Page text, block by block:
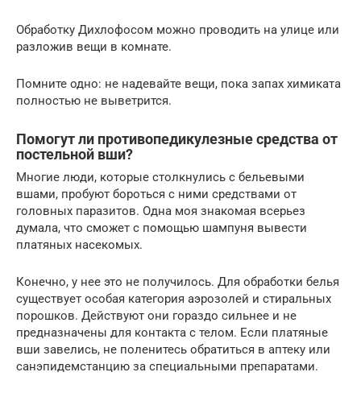
Обработку Дихлофосом можно проводить на улице или
разложив вещи в комнате.
Помните одно: не надевайте вещи, пока запах химиката
полностью не выветрится.
Помогут ли противопедикулезные средства от
постельной вши?
Многие люди, которые столкнулись с бельевыми
вшами, пробуют бороться с ними средствами от
головных паразитов. Одна моя знакомая всерьез
думала, что сможет с помощью шампуня вывести
платяных насекомых.
Конечно, у нее это не получилось. Для обработки белья
существует особая категория аэрозолей и стиральных
порошков. Действуют они гораздо сильнее и не
предназначены для контакта с телом. Если платяные
вши завелись, не поленитесь обратиться в аптеку или
санэпидемстанцию за специальными препаратами.